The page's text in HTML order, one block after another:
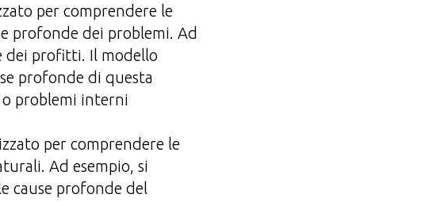
per comprendere le
profonde dei problemi. Ad
dei profitti. Il modello
profonde di questa
problemi interni
per comprendere le
Ad esempio, si
cause profonde del